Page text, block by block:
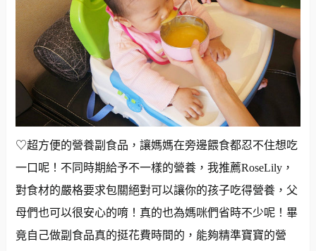
♡超方便的營養副食品，讓媽媽在旁邊餵食都忍不住想吃
一口呢！不同時期給予不一樣的營養，我推薦RoseLily，
對食材的嚴格要求包關絕對可以讓你的孩子吃得營養，父
母們也可以很安心的唷！真的也為媽咪們省時不少呢！畢
竟自己做副食品真的挺花費時間的，能夠精準寶寶的營